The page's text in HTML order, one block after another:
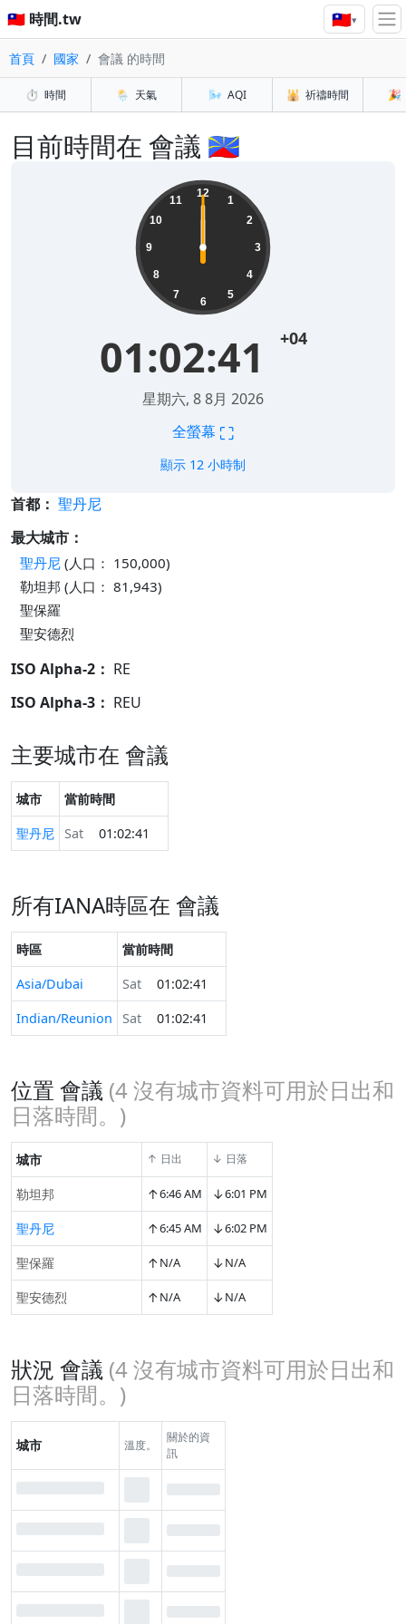
🇹🇼 時間.tw 🇹🇼▾
首頁 國家 會議 的時間
⏱️ 時間 🌦️ 天氣 🌬️ AQI 🕌 祈禱時間 🎉
目前時間在 會議 🇷🇪
12
1
2
3
4
5
6
7
8
9
10
11
01:02:41 +04
星期六, 8 8月 2026
全螢幕 ⛶
顯示 12 小時制
首都： 聖丹尼
最大城市：
聖丹尼 (人口： 150,000)
勒坦邦 (人口： 81,943)
聖保羅
聖安德烈
ISO Alpha-2： RE
ISO Alpha-3： REU
主要城市在 會議
城市
當前時間
聖丹尼
Sat 01:02:41
所有IANA時區在 會議
時區
當前時間
Asia/Dubai
Sat
01:02:41
Indian/Reunion
Sat 01:02:41
位置 會議 (4沒有城市資料可用於日出和
日落時間。)
城市 ↑ 日出 ↓ 日落
勒坦邦 ↑6:46 AM ↓6:01 PM
聖丹尼 ↑6:45 AM ↓6:02 PM
聖保羅 ↑ N/A ↓N/A
聖安德烈 ↑ N/A ↓N/A
狀況 會議 (4沒有城市資料可用於日出和
日落時間。)
城市 溫度。
關於的資
訊